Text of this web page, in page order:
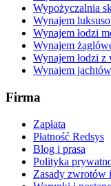
Wypożyczalnia
Wynajem
Wynajem łodzi
Wynajem
Wynajem łodzi z
Wynajem jachtów
Firma
Zapłata
Płatność Redsys
Blog i prasa
Polityka
Zasady zwrotów